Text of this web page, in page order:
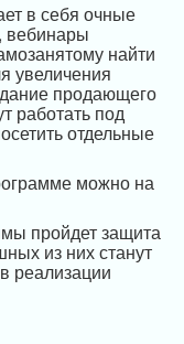
в себя очные
вебинары
найти
увеличения
продающего
работать под
отдельные
можно на
пройдет защита
из них станут
реализации